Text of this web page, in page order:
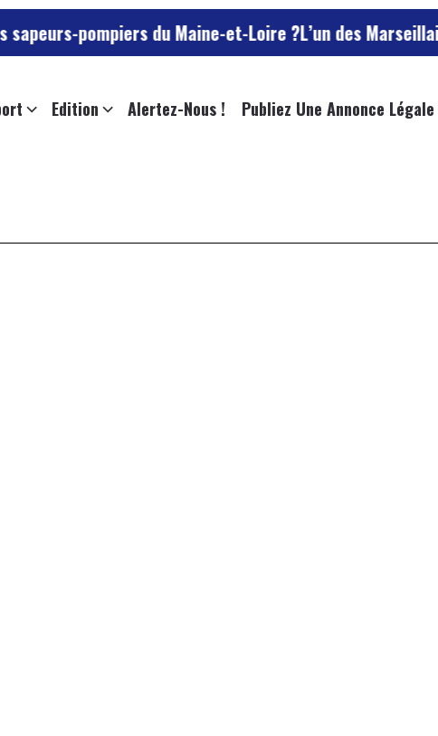
pompiers du Maine-et-Loire ?L’un des Marseillais
Edition Alertez-Nous ! Publiez Une Annonce Légale